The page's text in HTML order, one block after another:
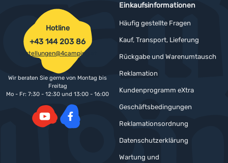
Einkaufsinformationen
Häufig gestellte Fragen
Kauf, Transport, Lieferung
Rückgabe und Warenumtausch
Reklamation
Kundenprogramm eXtra
Geschäftsbedingungen
Reklamationsordnung
Datenschutzerklärung
Wartung und
Hotline
+43 144 203 86
bestellungen@4camping.at
Wir beraten Sie gerne von Montag bis
Freitag
Mo - Fr: 7:30 - 12:30 und 13:00 - 16:00